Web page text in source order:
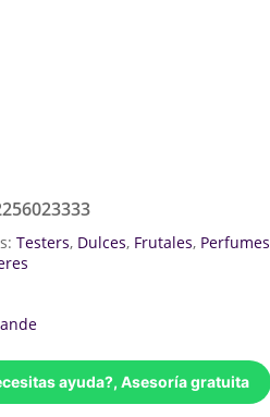
Testers, Dulces, Frutales, Perfumes
ayuda?, Asesoría gratuita